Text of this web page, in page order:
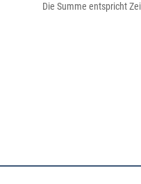
Die Summe entspricht